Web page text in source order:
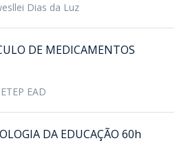
Dias da Luz
DE MEDICAMENTOS
EAD
DA EDUCAÇÃO 60h